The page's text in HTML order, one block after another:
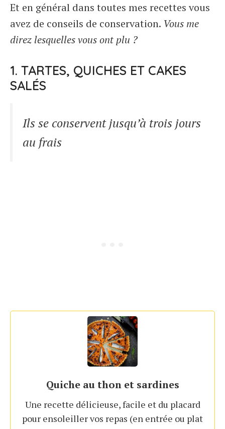
Et en général dans toutes mes recettes vous
avez de conseils de conservation. Vous me
direz lesquelles vous ont plu ?
1. TARTES, QUICHES ET CAKES
SALÉS
Ils se conservent jusqu’à trois jours
au frais
Quiche au thon et sardines
Une recette délicieuse, facile et du placard
pour ensoleiller vos repas (en entrée ou plat